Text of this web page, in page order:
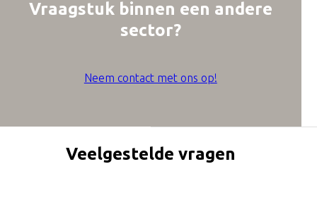
Vraagstuk binnen een andere
sector?
Neem contact met ons op!
Veelgestelde vragen